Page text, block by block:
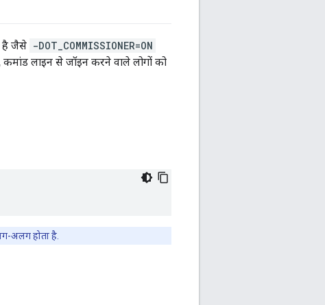
है जैसे -DOT_COMMISSIONER=ON
कमांड लाइन से जॉइन करने वाले लोगों को
अलग होता है.